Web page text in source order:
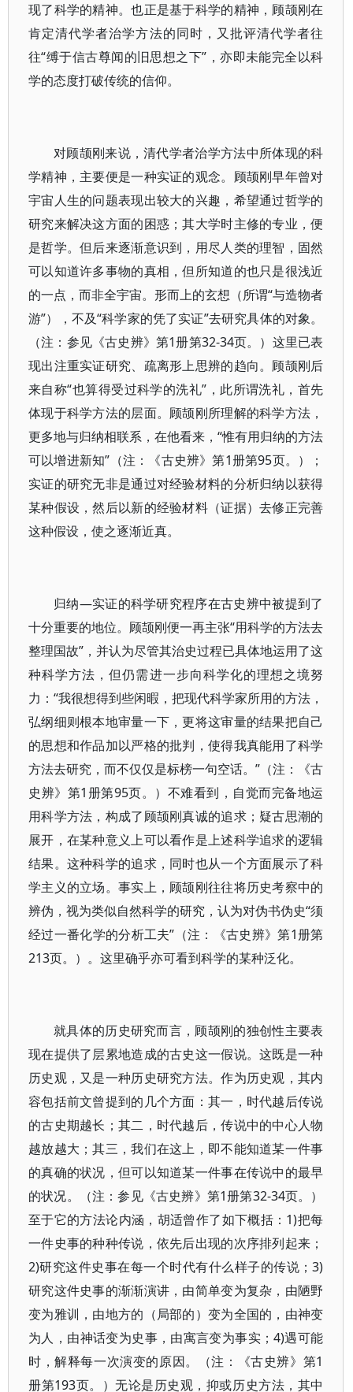
现了科学的精神。也正是基于科学的精神，顾颉刚在
肯定清代学者治学方法的同时，又批评清代学者往
往“缚于信古尊闻的旧思想之下”，亦即未能完全以科
学的态度打破传统的信仰。
对顾颉刚来说，清代学者治学方法中所体现的科
学精神，主要便是一种实证的观念。顾颉刚早年曾对
宇宙人生的问题表现出较大的兴趣，希望通过哲学的
研究来解决这方面的困惑；其大学时主修的专业，便
是哲学。但后来逐渐意识到，用尽人类的理智，固然
可以知道许多事物的真相，但所知道的也只是很浅近
的一点，而非全宇宙。形而上的玄想（所谓“与造物者
游”），不及“科学家的凭了实证”去研究具体的对象。
（注：参见《古史辨》第1册第32-34页。）这里已表
现出注重实证研究、疏离形上思辨的趋向。顾颉刚后
来自称“也算得受过科学的洗礼”，此所谓洗礼，首先
体现于科学方法的层面。顾颉刚所理解的科学方法，
更多地与归纳相联系，在他看来，“惟有用归纳的方法
可以增进新知”（注：《古史辨》第1册第95页。）；
实证的研究无非是通过对经验材料的分析归纳以获得
某种假设，然后以新的经验材料（证据）去修正完善
这种假设，使之逐渐近真。
归纳—实证的科学研究程序在古史辨中被提到了
十分重要的地位。顾颉刚便一再主张“用科学的方法去
整理国故”，并认为尽管其治史过程已具体地运用了这
种科学方法，但仍需进一步向科学化的理想之境努
力：“我很想得到些闲暇，把现代科学家所用的方法，
弘纲细则根本地审量一下，更将这审量的结果把自己
的思想和作品加以严格的批判，使得我真能用了科学
方法去研究，而不仅仅是标榜一句空话。”（注：《古
史辨》第1册第95页。）不难看到，自觉而完备地运
用科学方法，构成了顾颉刚真诚的追求；疑古思潮的
展开，在某种意义上可以看作是上述科学追求的逻辑
结果。这种科学的追求，同时也从一个方面展示了科
学主义的立场。事实上，顾颉刚往往将历史考察中的
辨伪，视为类似自然科学的研究，认为对伪书伪史“须
经过一番化学的分析工夫”（注：《古史辨》第1册第
213页。）。这里确乎亦可看到科学的某种泛化。
就具体的历史研究而言，顾颉刚的独创性主要表
现在提供了层累地造成的古史这一假说。这既是一种
历史观，又是一种历史研究方法。作为历史观，其内
容包括前文曾提到的几个方面：其一，时代越后传说
的古史期越长；其二，时代越后，传说中的中心人物
越放越大；其三，我们在这上，即不能知道某一件事
的真确的状况，但可以知道某一件事在传说中的最早
的状况。（注：参见《古史辨》第1册第32-34页。）
至于它的方法论内涵，胡适曾作了如下概括：1)把每
一件史事的种种传说，依先后出现的次序排列起来；
2)研究这件史事在每一个时代有什么样子的传说；3)
研究这件史事的渐渐演讲，由简单变为复杂，由陋野
变为雅训，由地方的（局部的）变为全国的，由神变
为人，由神话变为史事，由寓言变为事实；4)遇可能
时，解释每一次演变的原因。（注：《古史辨》第1
册第193页。）无论是历史观，抑或历史方法，其中